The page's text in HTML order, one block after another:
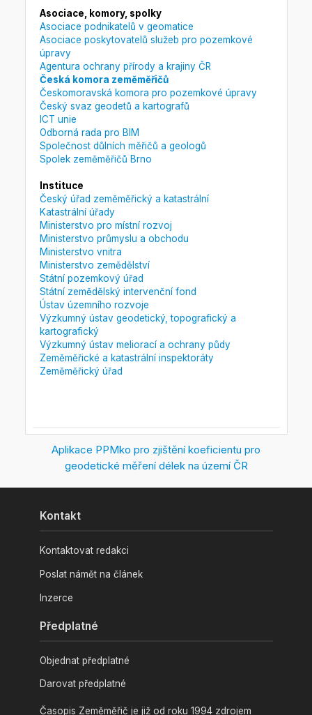
Asociace, komory, spolky
Asociace podnikatelů v geomatice
Asociace poskytovatelů služeb pro pozemkové
úpravy
Agentura ochrany přírody a krajiny ČR
Česká komora zeměměřičů
Českomoravská komora pro pozemkové úpravy
Český svaz geodetů a kartografů
ICT unie
Odborná rada pro BIM
Společnost důlních měřičů a geologů
Spolek zeměměřičů Brno
Instituce
Český úřad zeměměřický a katastrální
Katastrální úřady
Ministerstvo pro místní rozvoj
Ministerstvo průmyslu a obchodu
Ministerstvo vnitra
Ministerstvo zemědělství
Státní pozemkový úřad
Státní zemědělský intervenční fond
Ústav územního rozvoje
Výzkumný ústav geodetický, topografický a
kartografický
Výzkumný ústav meliorací a ochrany půdy
Zeměměřické a katastrální inspektoráty
Zeměměřický úřad
Aplikace PPMko pro zjištění koeficientu pro
geodetické měření délek na území ČR
Kontakt
Kontaktovat redakci
Poslat námět na článek
Inzerce
Předplatné
Objednat předplatné
Darovat předplatné
Časopis Zeměměřič je již od roku 1994 zdrojem